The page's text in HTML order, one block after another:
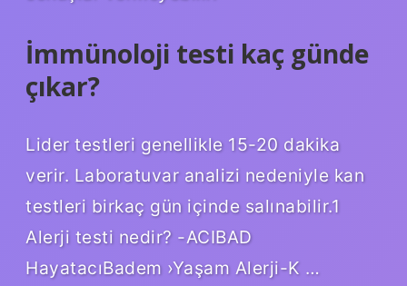
İmmünoloji testi kaç günde
çıkar?
Lider testleri genellikle 15-20 dakika
verir. Laboratuvar analizi nedeniyle kan
testleri birkaç gün içinde salınabilir.1
Alerji testi nedir? -ACIBAD
HayatacıBadem ›Yaşam Alerji-K …